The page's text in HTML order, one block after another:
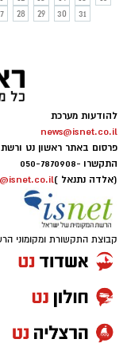
28 29 30 31
להודעות מערכת
news@isnet.co.il
פרסום באתר ראשון נט
התקשרו -050-7870908
(אלדה נתנאל )
קבוצת התקשורת ומקומוני